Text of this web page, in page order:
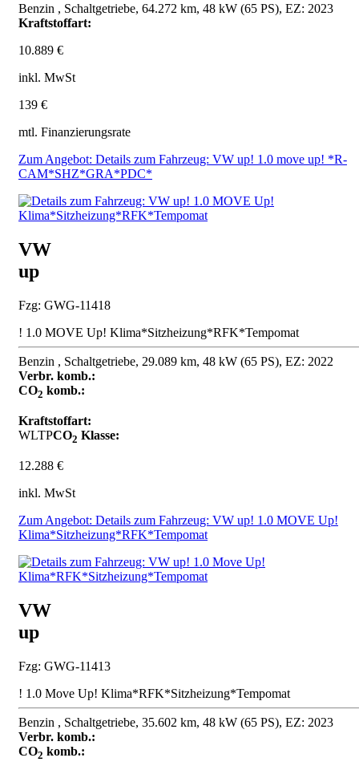
Benzin , Schaltgetriebe, 64.272 km, 48 kW (65 PS), EZ: 2023
Kraftstoffart:
10.889 €
inkl. MwSt
139 €
mtl. Finanzierungsrate
Zum Angebot: Details zum Fahrzeug: VW up! 1.0 move up! *R-
CAM*SHZ*GRA*PDC*
VW
up
Fzg: GWG-11418
! 1.0 MOVE Up! Klima*Sitzheizung*RFK*Tempomat
Benzin , Schaltgetriebe, 29.089 km, 48 kW (65 PS), EZ: 2022
Verbr. komb.:
CO2 komb.:
Kraftstoffart:
WLTPCO2 Klasse:
12.288 €
inkl. MwSt
Zum Angebot: Details zum Fahrzeug: VW up! 1.0 MOVE Up!
Klima*Sitzheizung*RFK*Tempomat
VW
up
Fzg: GWG-11413
! 1.0 Move Up! Klima*RFK*Sitzheizung*Tempomat
Benzin , Schaltgetriebe, 35.602 km, 48 kW (65 PS), EZ: 2023
Verbr. komb.:
CO2 komb.: